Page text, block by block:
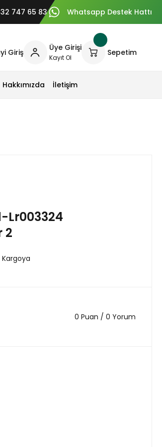
747 65 83 Whatsapp Destek Hattı
Giriş Üye Girişi
Kayıt Ol
Sepetim
Hakkımızda İletişim
Lr003324
2
Kargoya
0 Puan / 0 Yorum